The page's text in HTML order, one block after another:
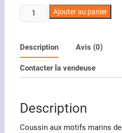
quantité
de
motifs
marins
crabe
de
Ajouter au panier
Description Avis (0)
Contacter la vendeuse
Description
Coussin aux motifs marins de